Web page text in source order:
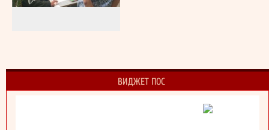
ВИДЖЕТ ПОС